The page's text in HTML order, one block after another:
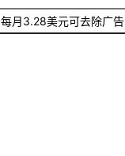
每月3.28美元可去除广告